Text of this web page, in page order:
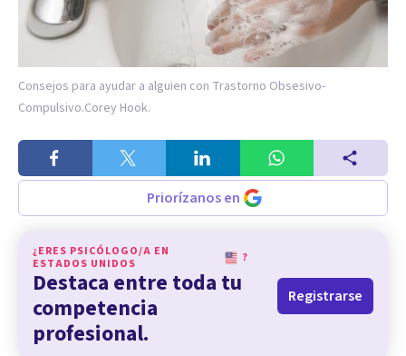
Consejos para ayudar a alguien con Trastorno Obsesivo-
Compulsivo.Corey Hook.
Priorízanos en
¿ERES PSICÓLOGO/A EN
ESTADOS UNIDOS
?
Destaca entre toda tu
competencia
profesional.
Registrarse